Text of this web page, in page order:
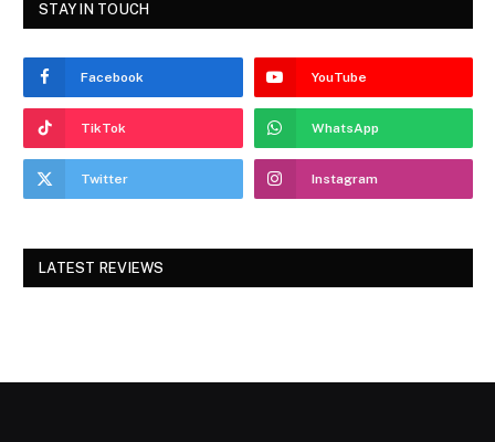
STAY IN TOUCH
Facebook YouTube
TikTok WhatsApp
Twitter Instagram
LATEST REVIEWS